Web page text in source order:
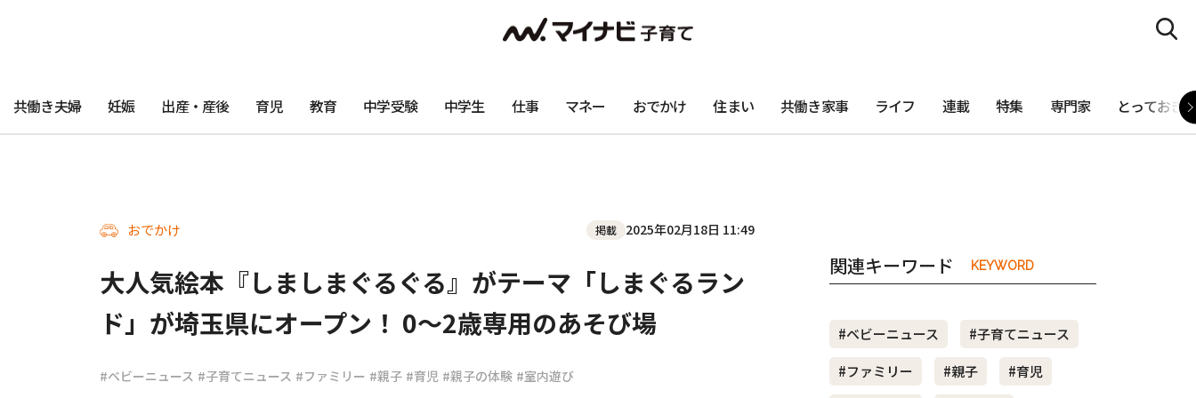
共働き夫婦 妊娠 出産・産後 育児 教育 中学受験 中学生 仕事 マネー おでかけ 住まい 共働き家事 ライフ 連載 特集 専門家 とっておき
おでかけ 掲載 2025年02月18日 11:49
大人気絵本『しましまぐるぐる』がテーマ「しまぐるラン
ド」が埼玉県にオープン！ 0〜2歳専用のあそび場
#ベビーニュース #子育てニュース #ファミリー #親子 #育児 #親子の体験 #室内遊び
関連キーワード KEYWORD
#ベビーニュース
#子育てニュース
#ファミリー
#親子
#育児